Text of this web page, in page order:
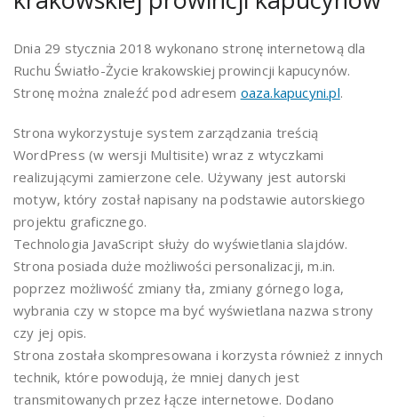
Dnia 29 stycznia 2018 wykonano stronę internetową dla
Ruchu Światło-Życie krakowskiej prowincji kapucynów.
Stronę można znaleźć pod adresem oaza.kapucyni.pl.
Strona wykorzystuje system zarządzania treścią
WordPress (w wersji Multisite) wraz z wtyczkami
realizującymi zamierzone cele. Używany jest autorski
motyw, który został napisany na podstawie autorskiego
projektu graficznego.
Technologia JavaScript służy do wyświetlania slajdów.
Strona posiada duże możliwości personalizacji, m.in.
poprzez możliwość zmiany tła, zmiany górnego loga,
wybrania czy w stopce ma być wyświetlana nazwa strony
czy jej opis.
Strona została skompresowana i korzysta również z innych
technik, które powodują, że mniej danych jest
transmitowanych przez łącze internetowe. Dodano